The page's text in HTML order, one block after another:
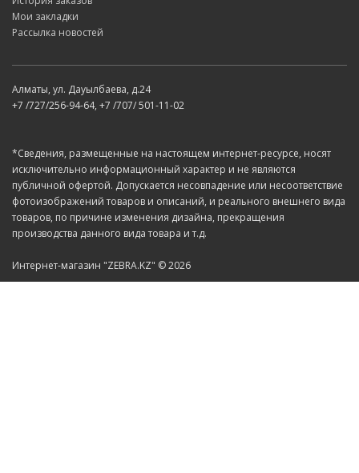
Мои закладки
Рассылка новостей
Алматы, ул. Дауылбаева, д.24
+7 /727/256-94-64, +7 /707/ 501-11-02
*Сведения, размещенные на настоящем интернет-ресурсе, носят
исключительно информационный характер и не являются
публичной офертой. Допускается несовпадение или несоответствие
фотоизображений товаров и описаний, и реального внешнего вида
товаров, по причине изменения дизайна, прекращения
производства данного вида товара и т.д.
Интернет-магазин "ZEBRA.KZ" © 2026